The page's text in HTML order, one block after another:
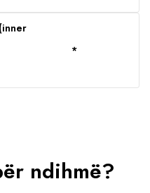
*
ndihmë?